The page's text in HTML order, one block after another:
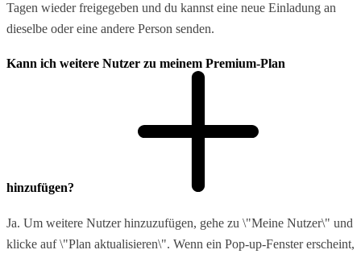
Tagen wieder freigegeben und du kannst eine neue Einladung an
dieselbe oder eine andere Person senden.
Kann ich weitere Nutzer zu meinem Premium-Plan
hinzufügen?
Ja. Um weitere Nutzer hinzuzufügen, gehe zu \"Meine Nutzer\" und
klicke auf \"Plan aktualisieren\". Wenn ein Pop-up-Fenster erscheint,